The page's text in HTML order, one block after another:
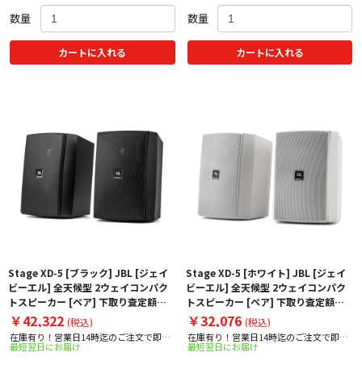
数量
カートに入れる
数量
カートに入れる
Stage XD-5 [ブラック] JBL [ジェイ
ビーエル] 全天候型 2ウェイコンパク
トスピーカー [ペア] 下取り査定額
20%アップ実施中！
￥42,322 (税込)
在庫有り！営業日14時迄のご注文で即日
出荷！
最短翌日にお届け
Stage XD-5 [ホワイト] JBL [ジェイ
ビーエル] 全天候型 2ウェイコンパク
トスピーカー [ペア] 下取り査定額
20%アップ実施中！
￥32,076 (税込)
在庫有り！営業日14時迄のご注文で即日
出荷！
最短翌日にお届け